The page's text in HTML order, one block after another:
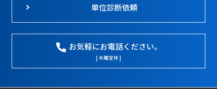
単位診断依頼
お気軽にお電話ください。
[ 木曜定休 ]